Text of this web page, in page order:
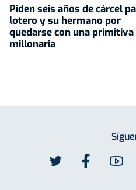
Piden seis años de cárcel
lotero y su hermano por
quedarse con una primitiva
millonaria